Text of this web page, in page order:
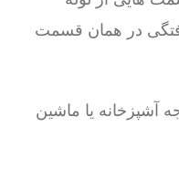
در همان قسمت
زانویی های 45 یا 90 درجه آشپزخانه یا ماشین